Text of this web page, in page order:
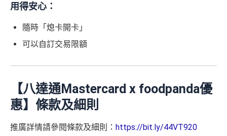
用得安心：
隨時「熄卡開卡」
可以自訂交易限額
【八達通Mastercard x foodpanda優
惠】條款及細則
推廣詳情請參閱條款及細則： https://bit.ly/44VT920